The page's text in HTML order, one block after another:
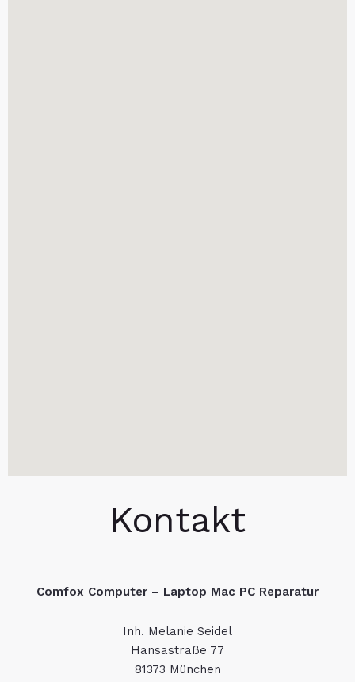
Kontakt
Comfox Computer – Laptop Mac PC Reparatur
Inh. Melanie Seidel
Hansastraße 77
81373 München